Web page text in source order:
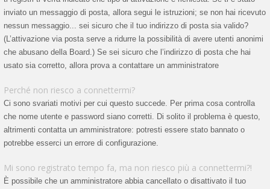
inviato un messaggio di posta, allora segui le istruzioni; se non hai ricevuto
nessun messaggio... sei sicuro che il tuo indirizzo di posta sia valido?
(L’attivazione via posta serve a ridurre la possibilità di avere utenti anonimi
che abusano della Board.) Se sei sicuro che l’indirizzo di posta che hai
usato sia corretto, allora prova a contattare un amministratore
Perché non riesco a connettermi?
Ci sono svariati motivi per cui questo succede. Per prima cosa controlla
che nome utente e password siano corretti. Di solito il problema è questo,
altrimenti contatta un amministratore: potresti essere stato bannato o
potrebbe esserci un errore di configurazione.
Mi sono registrato tempo fa, ma non riesco più a connettermi?!
È possibile che un amministratore abbia cancellato o disattivato il tuo